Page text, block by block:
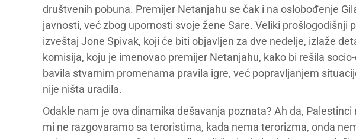
društvenih pobuna. Premijer Netanjahu se čak i na oslobođenje
javnosti, već zbog upornosti svoje žene Sare. Veliki prošlogodišnji
izveštaj Jone Spivak, koji će biti objavljen za dve nedelje, izlaže
komisija, koju je imenovao premijer Netanjahu, kako bi rešila
bavila stvarnim promenama pravila igre, već popravljanjem
nije ništa uradila.
Odakle nam je ova dinamika dešavanja poznata? Ah da,
mi ne razgovaramo sa teroristima, kada nema terorizma, onda